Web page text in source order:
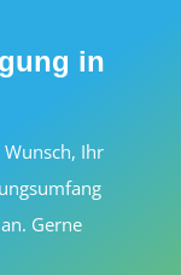
in
Ihr
Gerne